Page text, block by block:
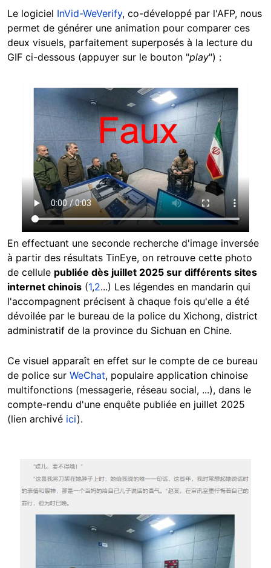
Le logiciel InVid-WeVerify, co-développé par l'AFP, nous
permet de générer une animation pour comparer ces
deux visuels, parfaitement superposés à la lecture du
GIF ci-dessous (appuyer sur le bouton "play") :
En effectuant une seconde recherche d'image inversée
à partir des résultats TinEye, on retrouve cette photo
de cellule publiée dès juillet 2025 sur différents sites
internet chinois (1,2...) Les légendes en mandarin qui
l'accompagnent précisent à chaque fois qu'elle a été
dévoilée par le bureau de la police du Xichong, district
administratif de la province du Sichuan en Chine.
Ce visuel apparaît en effet sur le compte de ce bureau
de police sur WeChat, populaire application chinoise
multifonctions (messagerie, réseau social, ...), dans le
compte-rendu d'une enquête publiée en juillet 2025
(lien archivé ici).
Image